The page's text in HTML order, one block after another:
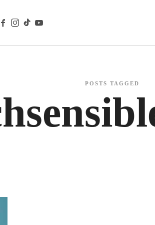
POSTS TAGGED